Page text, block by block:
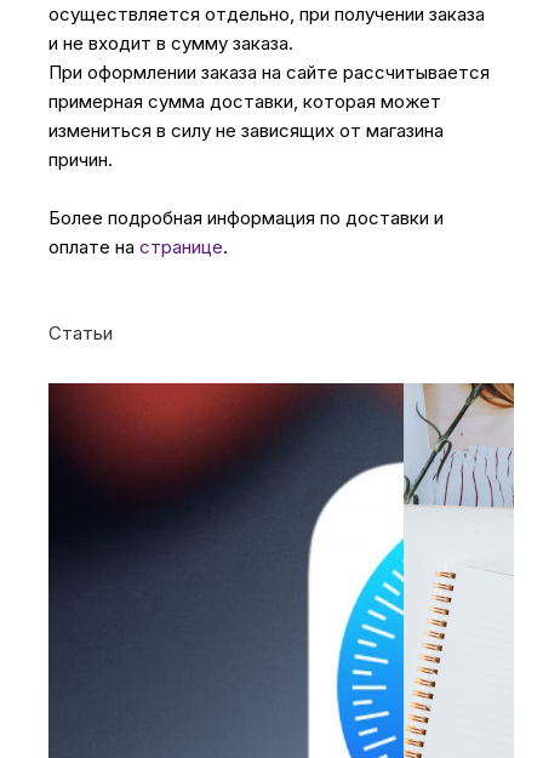
осуществляется отдельно, при получении заказа
и не входит в сумму заказа.
При оформлении заказа на сайте рассчитывается
примерная сумма доставки, которая может
измениться в силу не зависящих от магазина
причин.
Более подробная информация по доставки и
оплате на странице.
Статьи